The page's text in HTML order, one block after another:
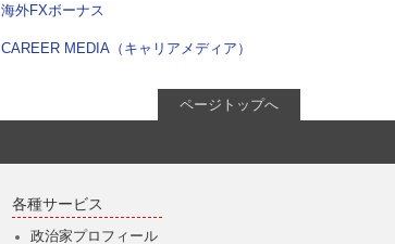
海外FXボーナス
CAREER MEDIA（キャリアメディア）
ページトップへ
各種サービス
政治家プロフィール